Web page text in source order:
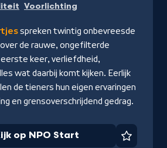
op
NPO
Start
Voorlichting
spreken twintig onbevreesde
de rauwe, ongefilterde
keer, verliefdheid,
wat daarbij komt kijken. Eerlijk
de tieners hun eigen ervaringen
en grensoverschrijdend gedrag.
op NPO Start